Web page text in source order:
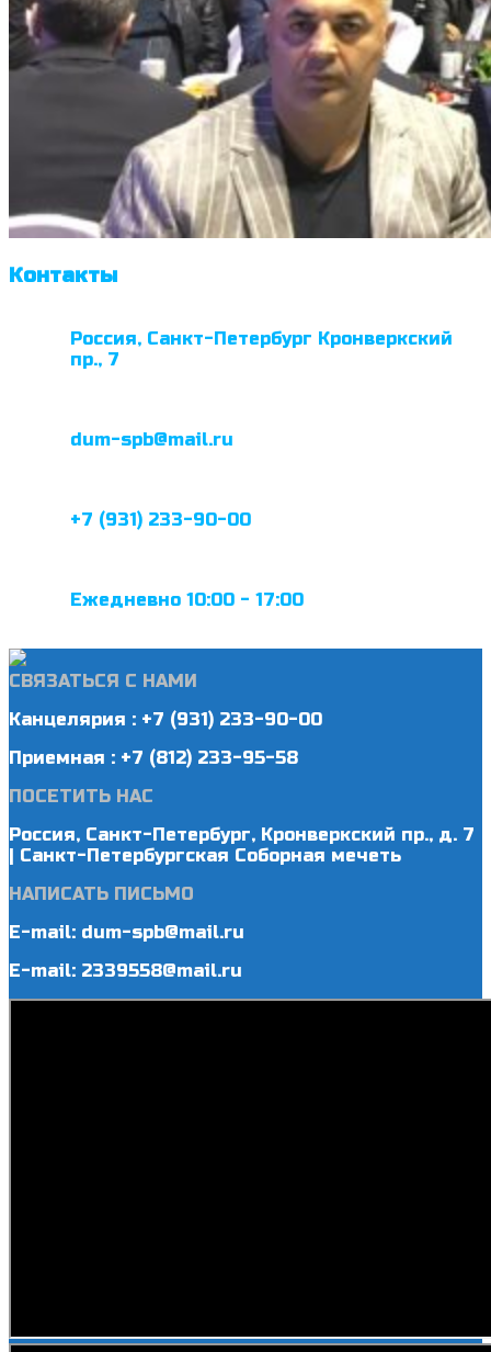
Контакты
Россия, Санкт-Петербург Кронверкский
пр., 7
dum-spb@mail.ru
+7 (931) 233-90-00
Ежедневно 10:00 - 17:00
СВЯЗАТЬСЯ С НАМИ
Канцелярия : +7 (931) 233-90-00
Приемная : +7 (812) 233-95-58
ПОСЕТИТЬ НАС
Россия, Санкт-Петербург, Кронверкский пр., д. 7
| Санкт-Петербургская Соборная мечеть
НАПИСАТЬ ПИСЬМО
E-mail: dum-spb@mail.ru
E-mail: 2339558@mail.ru